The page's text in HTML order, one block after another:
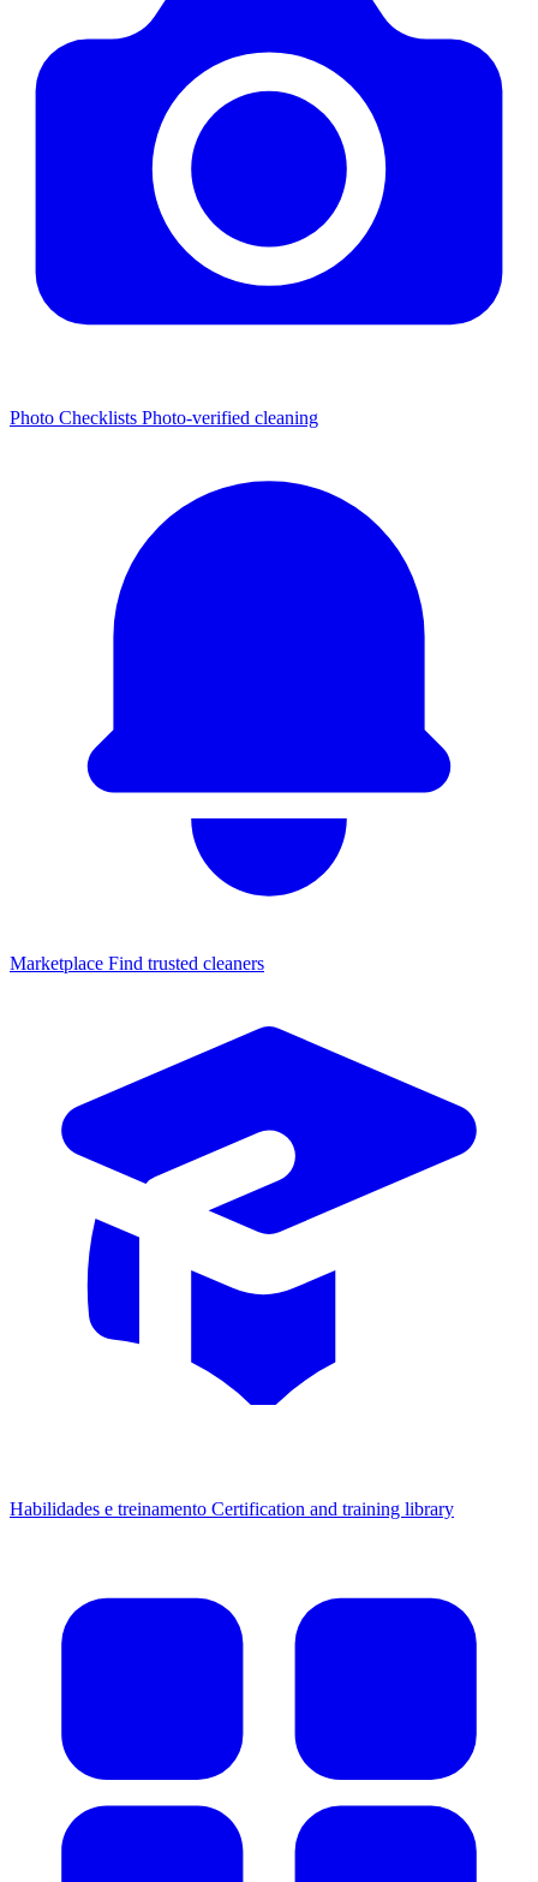
Photo Checklists Photo-verified cleaning
Marketplace Find trusted cleaners
Habilidades e treinamento Certification and training library